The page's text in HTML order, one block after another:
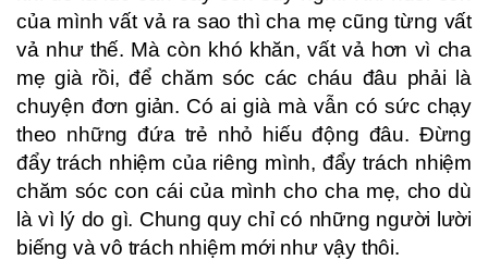
của mình vất vả ra sao thì cha mẹ cũng từng vất
vả như thế. Mà còn khó khăn, vất vả hơn vì cha
mẹ già rồi, để chăm sóc các cháu đâu phải là
chuyện đơn giản. Có ai già mà vẫn có sức chạy
theo những đứa trẻ nhỏ hiếu động đâu. Đừng
đẩy trách nhiệm của riêng mình, đẩy trách nhiệm
chăm sóc con cái của mình cho cha mẹ, cho dù
là vì lý do gì. Chung quy chỉ có những người lười
biếng và vô trách nhiệm mới như vậy thôi.